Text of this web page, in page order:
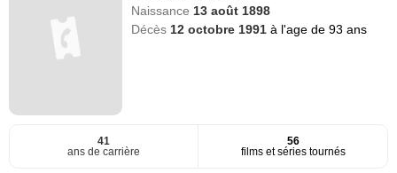
Naissance 13 août 1898
Décès 12 octobre 1991à l'age de 93 ans
41
ans de carrière
56
films et séries tournés